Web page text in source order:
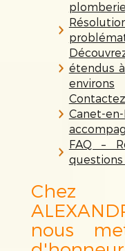
plomberie
étendus
environs
Canet-
FAQ –
Chez
nous